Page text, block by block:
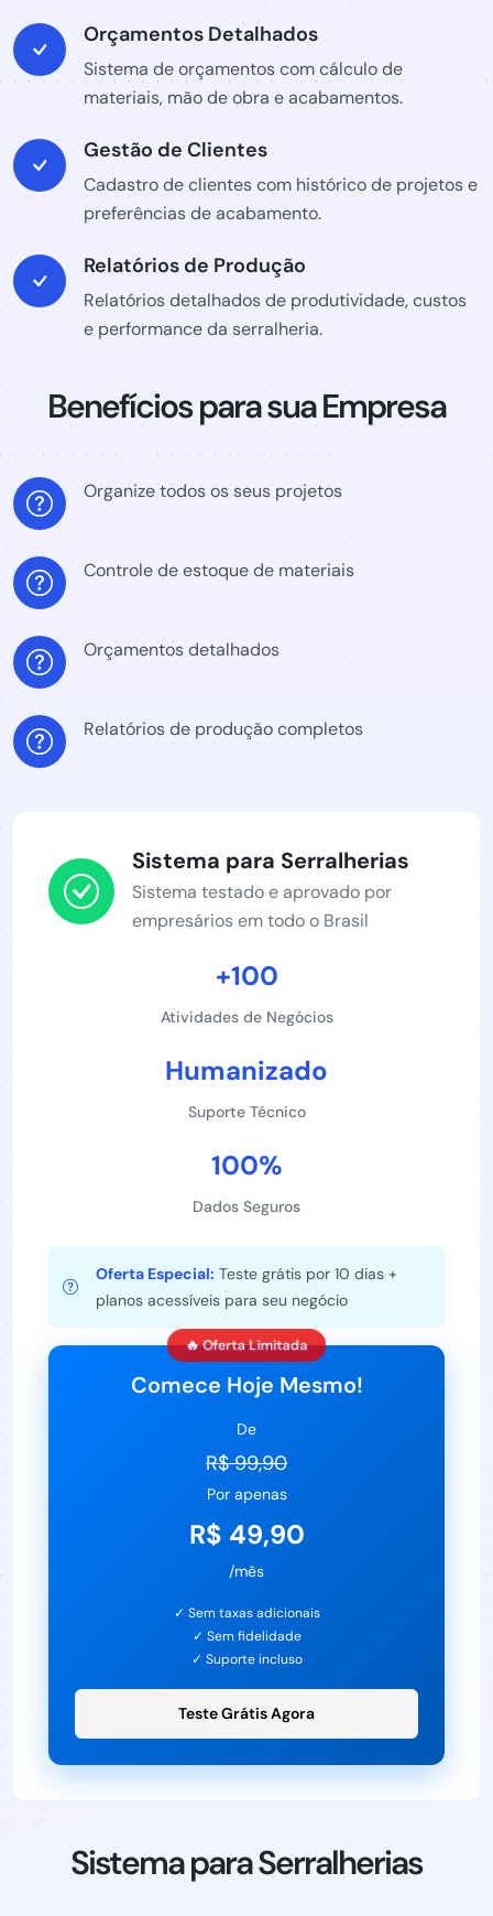
Orçamentos Detalhados
Sistema de orçamentos com cálculo de
materiais, mão de obra e acabamentos.
Gestão de Clientes
Cadastro de clientes com histórico de projetos e
preferências de acabamento.
Relatórios de Produção
Relatórios detalhados de produtividade, custos
e performance da serralheria.
Benefícios para sua Empresa
Organize todos os seus projetos
Controle de estoque de materiais
Orçamentos detalhados
Relatórios de produção completos
Sistema para Serralherias
Sistema testado e aprovado por
empresários em todo o Brasil
+100
Atividades de Negócios
Humanizado
Suporte Técnico
100%
Dados Seguros
Oferta Especial: Teste grátis por 10 dias +
planos acessíveis para seu negócio
Comece Hoje Mesmo!
De
R$ 99,90
Por apenas
R$ 49,90
/mês
✓ Sem taxas adicionais
✓ Sem fidelidade
✓ Suporte incluso
Teste Grátis Agora
🔥 Oferta Limitada
Sistema para Serralherias